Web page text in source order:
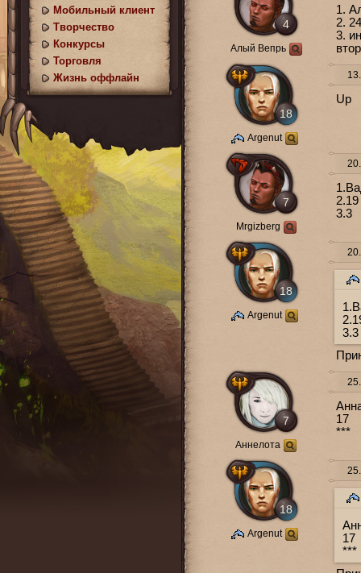
4
Алый Вепрь
1.
2. 24
3.
18
Argenut
Up
7
Mrgizberg
3.3
18
Argenut
3.3
7
Аннелота
17
***
18
Argenut
17
***
Мобильный клиент
Творчество
Конкурсы
Торговля
Жизнь оффлайн